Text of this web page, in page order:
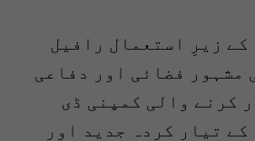
کے زیرِ استعمال رافیل
مشہور فضائی اور دفاعی
کرنے والی کمپنی ڈی
تیار کردہ جدید اور